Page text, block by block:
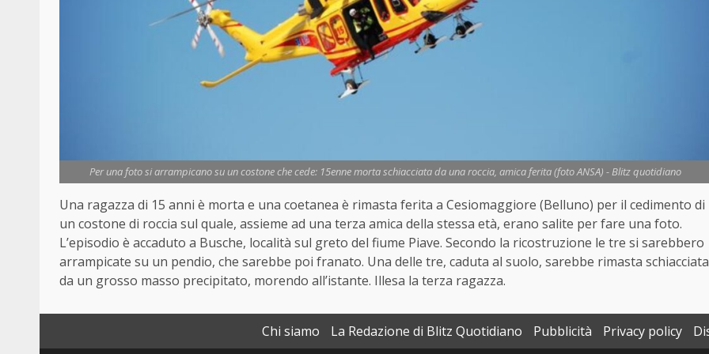
Per una foto si arrampicano su un costone che cede: 15enne morta schiacciata da una roccia, amica ferita (foto ANSA) - Blitz quotidiano
Una ragazza di 15 anni è morta e una coetanea è rimasta ferita a Cesiomaggiore (Belluno) per il cedimento di
un costone di roccia sul quale, assieme ad una terza amica della stessa età, erano salite per fare una foto.
L’episodio è accaduto a Busche, località sul greto del fiume Piave. Secondo la ricostruzione le tre si sarebbero
arrampicate su un pendio, che sarebbe poi franato. Una delle tre, caduta al suolo, sarebbe rimasta schiacciata
da un grosso masso precipitato, morendo all’istante. Illesa la terza ragazza.
Chi siamo La Redazione di Blitz Quotidiano Pubblicità Privacy policy